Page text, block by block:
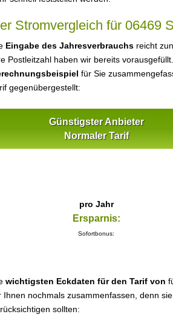
Stromvergleich für 06469
Eingabe des Jahresverbrauchs reicht
Postleitzahl haben wir bereits
für Sie
gegenübergestellt:
Günstigster Anbieter
Normaler Tarif
pro Jahr
Ersparnis:
Sofortbonus:
wichtigsten Eckdaten für den Tarif von
Ihnen nochmals zusammenfassen, denn
sollten: